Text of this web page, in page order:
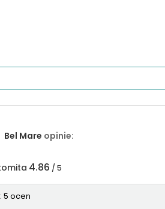
Bel Mare opinie:
4.86 / 5
5 ocen